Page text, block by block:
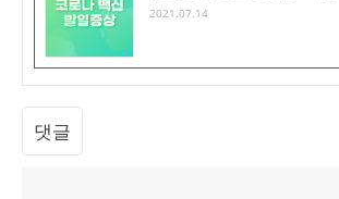
2021.07.14
댓글